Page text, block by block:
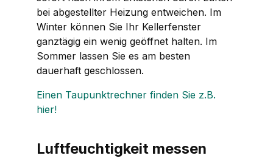
bei abgestellter Heizung entweichen. Im
Winter können Sie Ihr Kellerfenster
ganztägig ein wenig geöffnet halten. Im
Sommer lassen Sie es am besten
dauerhaft geschlossen.
Einen Taupunktrechner finden Sie z.B.
hier!
Luftfeuchtigkeit messen